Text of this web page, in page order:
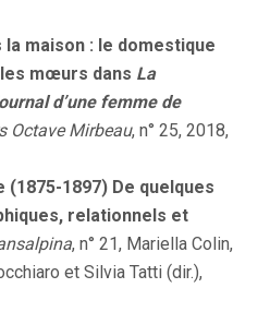
la maison : le domestique
mœurs dans La
d’une femme de
Octave Mirbeau, n° 25, 2018,
(1875-1897) De quelques
relationnels et
, n° 21, Mariella Colin,
et Silvia Tatti (dir.),